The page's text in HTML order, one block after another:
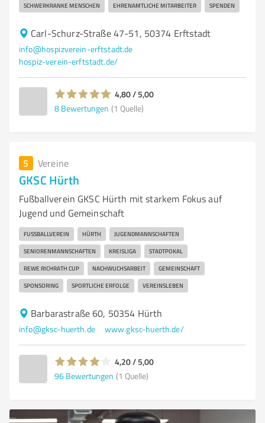
SCHWERKRANKE MENSCHEN EHRENAMTLICHE MITARBEITER SPENDEN
Carl-Schurz-Straße 47-51, 50374 Erftstadt
info@hospizverein-erftstadt.de
hospiz-verein-erftstadt.de/
4,80 / 5,00
8 Bewertungen (1 Quelle)
5 Vereine
GKSC Hürth
Fußballverein GKSC Hürth mit starkem Fokus auf
Jugend und Gemeinschaft
FUSSBALLVEREIN HÜRTH JUGENDMANNSCHAFTEN
SENIORENMANNSCHAFTEN KREISLIGA STADTPOKAL
REWE RICHRATH CUP NACHWUCHSARBEIT GEMEINSCHAFT
SPONSORING SPORTLICHE ERFOLGE VEREINSLEBEN
Barbarastraße 60, 50354 Hürth
info@gksc-huerth.de www.gksc-huerth.de/
4,20 / 5,00
96 Bewertungen (1 Quelle)